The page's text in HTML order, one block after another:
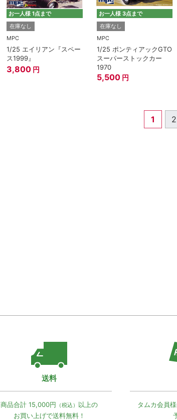
お一人様 1点まで
在庫なし
MPC
1/25 エイリアン『スペー
ス1999』
3,800 円
お一人様 3点まで
在庫なし
MPC
1/25 ポンティアックGTO
スーパーストックカー
1970
5,500 円
1 2
送料
商品合計 15,000円 （税込） 以上の
お買い上げで送料無料！
タムカ会員